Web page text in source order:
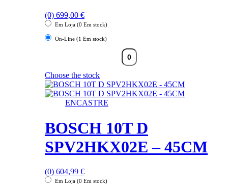
(0) 699,00 €
Em Loja (0 Em stock)
On-Line (1 Em stock)
Choose the stock
ENCASTRE
BOSCH 10T D
SPV2HKX02E – 45CM
(0) 604,99 €
Em Loja (0 Em stock)